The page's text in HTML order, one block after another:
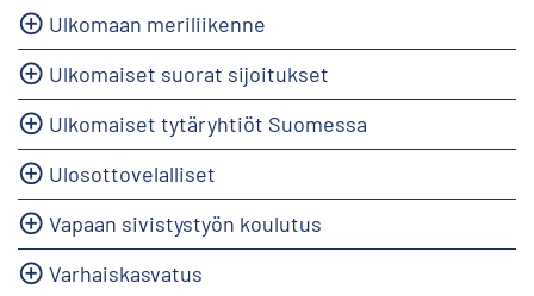
Ulkomaan meriliikenne
Ulkomaiset suorat sijoitukset
Ulkomaiset tytäryhtiöt Suomessa
Ulosottovelalliset
Vapaan sivistystyön koulutus
Varhaiskasvatus